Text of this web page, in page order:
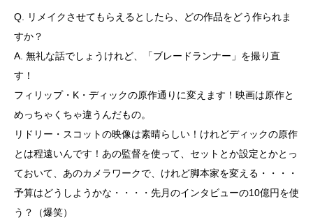
Q. リメイクさせてもらえるとしたら、どの作品をどう作られま
すか？
A. 無礼な話でしょうけれど、「ブレードランナー」を撮り直
す！
フィリップ・K・ディックの原作通りに変えます！映画は原作と
めっちゃくちゃ違うんだもの。
リドリー・スコットの映像は素晴らしい！けれどディックの原作
とは程遠いんです！あの監督を使って、セットとか設定とかとっ
ておいて、あのカメラワークで、けれど脚本家を変える・・・・
予算はどうしようかな・・・・先月のインタビューの10億円を使
う？（爆笑）